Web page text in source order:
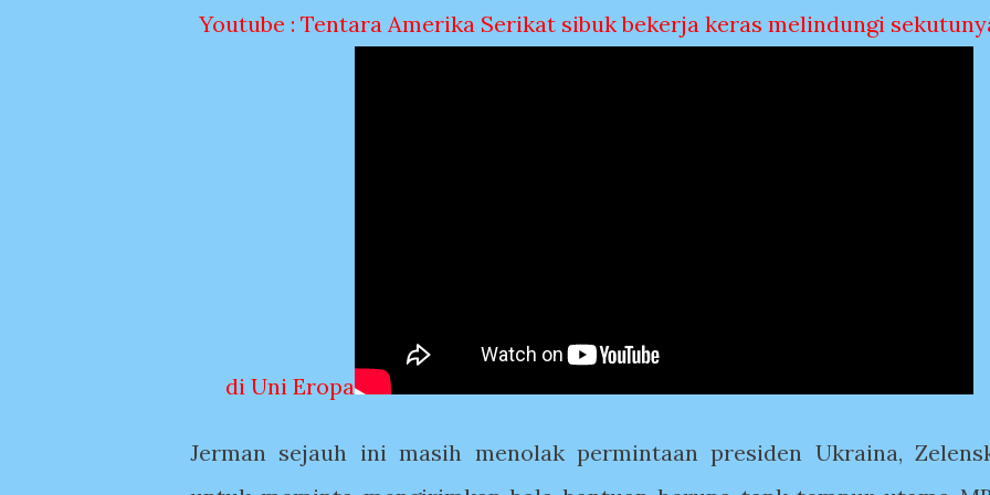
Youtube : Tentara Amerika Serikat sibuk bekerja keras melindungi
di Uni Eropa
Jerman sejauh ini masih menolak permintaan presiden Ukraina,